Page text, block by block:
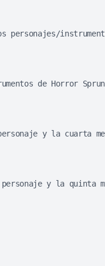
personajes/
de Horror
y la cuarta
personaje y la quinta